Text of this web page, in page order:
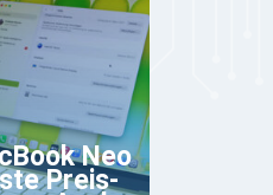
Neo
Preis-